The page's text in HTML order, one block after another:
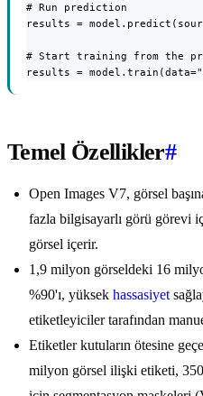
# Run prediction
results =
# Start training from the
results =
Temel Özellikler#
Open Images V7, görsel
fazla bilgisayarlı görü görevi
görsel içerir.
1,9 milyon görseldeki 16
%90'ı, yüksek hassasiyet
etiketleyiciler tarafından
Etiketler kutuların ötesine
milyon görsel ilişki etiketi,